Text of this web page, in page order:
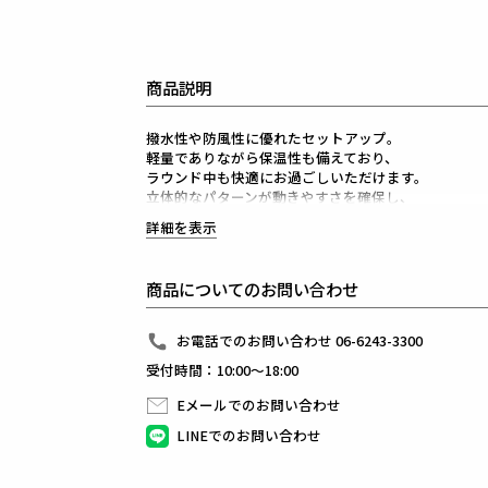
商品説明
撥水性や防風性に優れたセットアップ。
軽量でありながら保温性も備えており、
ラウンド中も快適にお過ごしいただけます。
立体的なパターンが動きやすさを確保し、
品格漂うシルエットを描きます。
ブルゾンとパンツどちらも
単品でも着用可能ながら、
上下揃えることで一層の統一感を演出します。
1PIU1UGUALE3 GOLF（ウノピゥウノウグァーレトレ
日本から世界に向けて発信するブランドとして世界中
ラグジュアリーな商品をリリースし続ける
ハイエンドラグジュアリーブランドが提案する、高
上質を知る全てのプレイヤーの為のウエアとしてリリ
革新的なハイテク素材を採用し、ただ派手な物ではな
詳細を表示
商品についてのお問い合わせ
お電話でのお問い合わせ 06-6243-3300
受付時間：10:00～18:00
Eメールでのお問い合わせ
LINEでのお問い合わせ